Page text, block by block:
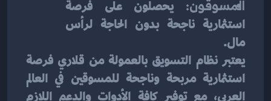
المسوقون: يحصلون على فرصة
مال.